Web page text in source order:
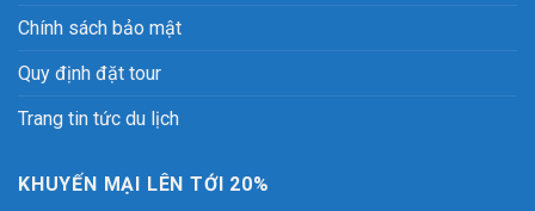
Chính sách bảo mật
Quy định đặt tour
Trang tin tức du lịch
KHUYẾN MẠI LÊN TỚI 20%